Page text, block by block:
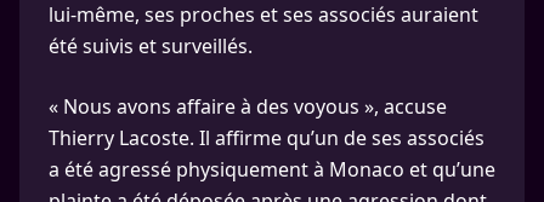
lui-même, ses proches et ses associés auraient
été suivis et surveillés.
« Nous avons affaire à des voyous », accuse
Thierry Lacoste. Il affirme qu’un de ses associés
a été agressé physiquement à Monaco et qu’une